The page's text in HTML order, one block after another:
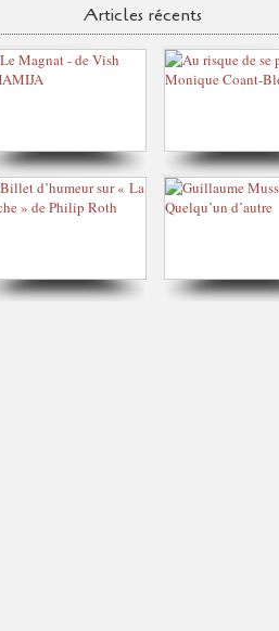
Articles récents